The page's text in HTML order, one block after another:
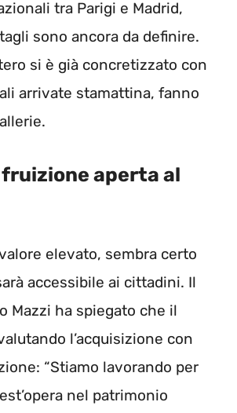
tra Parigi e Madrid,
sono ancora da definire.
si è già concretizzato con
arrivate stamattina, fanno
fruizione aperta al
elevato, sembra certo
accessibile ai cittadini. Il
Mazzi ha spiegato che il
l’acquisizione con
“Stiamo lavorando per
nel patrimonio